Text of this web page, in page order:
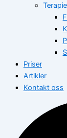
Priser
Artikler
Kontakt oss